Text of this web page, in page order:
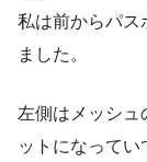
私は前からパス
ました。
左側はメッシュ
ットになってい